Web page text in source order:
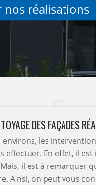
nos réalisations
DES FAÇADES
environs, les
En effet, il est
il est à remarquer
Ainsi, on peut vous